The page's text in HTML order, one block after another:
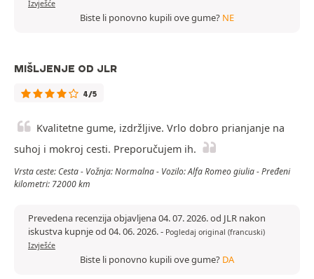
Izvješće
Biste li ponovno kupili ove gume? NE
MIŠLJENJE OD JLR
4/5
Kvalitetne gume, izdržljive. Vrlo dobro prianjanje na
suhoj i mokroj cesti. Preporučujem ih.
Vrsta ceste: Cesta - Vožnja: Normalna - Vozilo: Alfa Romeo giulia - Pređeni
kilometri: 72000 km
Prevedena recenzija objavljena 04. 07. 2026. od JLR nakon
iskustva kupnje od 04. 06. 2026.- Pogledaj original (francuski)
Izvješće
Biste li ponovno kupili ove gume? DA